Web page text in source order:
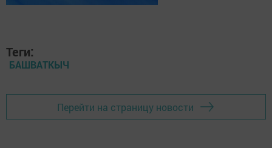
Теги:
БАШВАТКЫЧ
Перейти на страницу новости